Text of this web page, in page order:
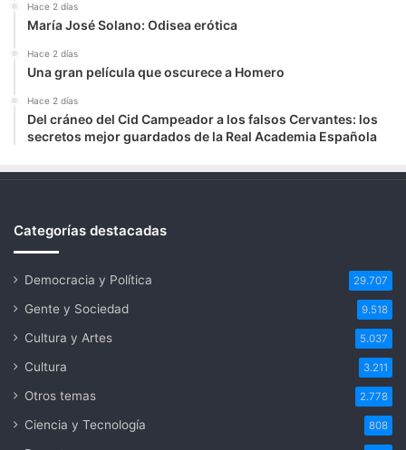
Hace 2 días
María José Solano: Odisea erótica
Hace 2 días
Una gran película que oscurece a Homero
Hace 2 días
Del cráneo del Cid Campeador a los falsos Cervantes: los
secretos mejor guardados de la Real Academia Española
Categorías destacadas
Democracia y Política 29.707
Gente y Sociedad 9.518
Cultura y Artes 5.037
Cultura 3.211
Otros temas 2.778
Ciencia y Tecnología 808